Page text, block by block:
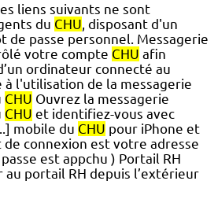
liens suivants ne sont
du CHU , disposant d'un
de passe personnel. Messagerie
votre compte CHU afin
ordinateur connecté au
à l'utilisation de la messagerie
CHU Ouvrez la messagerie
CHU et identifiez-vous avec
mobile du CHU pour iPhone et
connexion est votre adresse
est appchu ) Portail RH
au portail RH depuis l’extérieur